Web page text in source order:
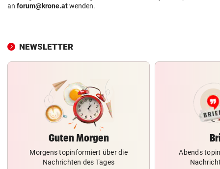
an forum@krone.atwenden.
NEWSLETTER
Guten Morgen
Morgens topinformiert über die
Nachrichten des Tages
Abends